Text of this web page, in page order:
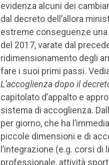
evidenza alcuni dei
dal decreto dell’allora
estreme conseguenze
del 2017, varate dal
ridimensionamento degli
fare i suoi primi passi.
L’accoglienza dopo il
capitolato d’appalto e
sistema di accoglienza.
per giorno, che ha
piccole dimensioni e di
l’integrazione (e.g. corsi
professionale, attività